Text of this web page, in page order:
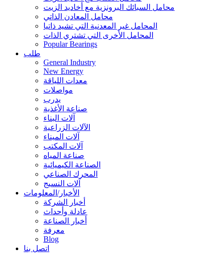
محامل السبائك البرونزية مع أخاديد الزيت
محامل المعادن الذاتي
المحامل غير المعدنية التي تشيد ذاتيا
المحامل الأخرى التي تشتري الذات
Popular Bearings
طلب
General Industry
New Energy
معدات اللياقة
مواصلات
يدرب
صناعة الأغذية
آلات البناء
الآلات الزراعية
آلات الميناء
آلات المكتب
صناعة المياه
الصناعة الكيميائية
المحرك الصناعي
آلات النسيج
الأخبار/المعلومات
أخبار الشركة
عادلة وأحداث
أخبار الصناعة
معرفة
Blog
اتصل بنا